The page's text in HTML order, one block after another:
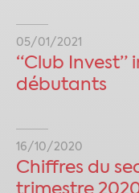
05/01/2021
“Club Invest”
débutants
16/10/2020
Chiffres du